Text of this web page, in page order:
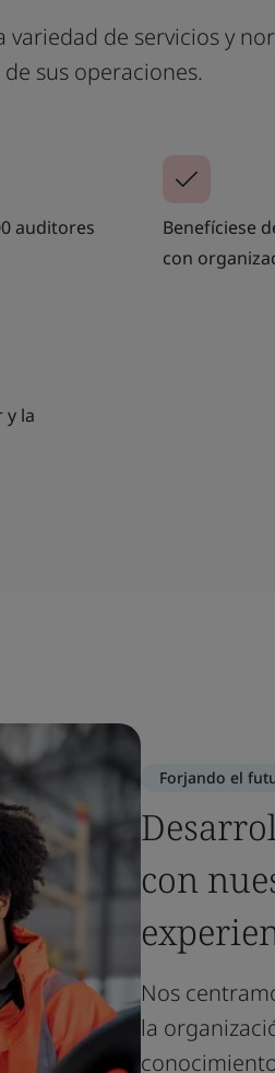
de servicios y
sus operaciones.
auditores
Benefíciese
con
y la
Forjando el
con
Nos
la